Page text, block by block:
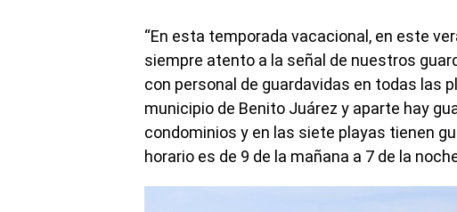
“En esta temporada vacacional, en este
siempre atento a la señal de nuestros
con personal de guardavidas en todas las
municipio de Benito Juárez y aparte hay
condominios y en las siete playas tienen
horario es de 9 de la mañana a 7 de la